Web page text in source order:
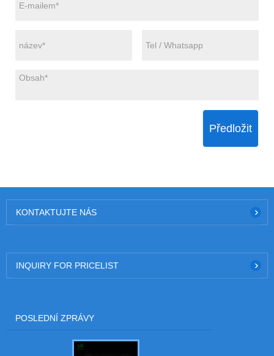
Předložit
KONTAKTUJTE NÁS
INQUIRY FOR PRICELIST
POSLEDNÍ ZPRÁVY